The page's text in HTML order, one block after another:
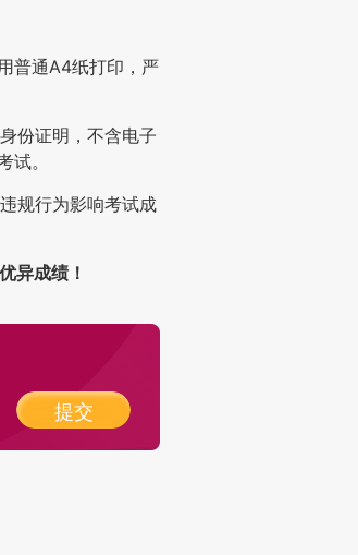
普通A4纸打印，严
份证明，不含电子
。
规行为影响考试成
异成绩！
提交